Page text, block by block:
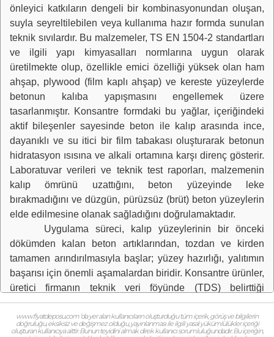
önleyici katkıların dengeli bir kombinasyonundan oluşan,
suyla seyreltilebilen veya kullanıma hazır formda sunulan
teknik sıvılardır. Bu malzemeler, TS EN 1504-2 standartları
ve ilgili yapı kimyasalları normlarına uygun olarak
üretilmekte olup, özellikle emici özelliği yüksek olan ham
ahşap, plywood (film kaplı ahşap) ve kereste yüzeylerde
betonun kalıba yapışmasını engellemek üzere
tasarlanmıştır. Konsantre formdaki bu yağlar, içeriğindeki
aktif bileşenler sayesinde beton ile kalıp arasında ince,
dayanıklı ve su itici bir film tabakası oluşturarak betonun
hidratasyon ısısına ve alkali ortamına karşı direnç gösterir.
Laboratuvar verileri ve teknik test raporları, malzemenin
kalıp ömrünü uzattığını, beton yüzeyinde leke
bırakmadığını ve düzgün, pürüzsüz (brüt) beton yüzeylerin
elde edilmesine olanak sağladığını doğrulamaktadır.
Uygulama süreci, kalıp yüzeylerinin bir önceki
dökümden kalan beton artıklarından, tozdan ve kirden
tamamen arındırılmasıyla başlar; yüzey hazırlığı, yalıtımın
başarısı için önemli aşamalardan biridir. Konsantre ürünler,
üretici firmanın teknik veri föyünde (TDS) belirttiği
oranlarda su ile seyreltilmelidir; genellikle ahşap kalıplarda
1 ölçü yağ için 5 ila 10 ölçü su kullanılırken, plywood
yüzeylerde bu oran 1'e 1 veya 1'e 3 şeklinde değişebilir.
www.fiyatdeposu.com ‘da yer alan kullanıcıların oluşturduğu tüm içerik, görüş ve bilgilerin
doğruluğu, eksiksiz ve değişmez olduğu, yayınlanması ile ilgili yasal yükümlülükler içeriği
oluşturan kullanıcıya aittir. Bunun teyidini almak direk kullanıcı sorumluluğundadır. Bu içeriğin,